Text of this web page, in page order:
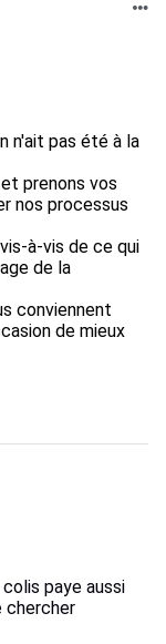
n'ait pas été à la
prenons vos
nos processus
à-vis de ce qui
de la
conviennent
de mieux
colis paye aussi
chercher